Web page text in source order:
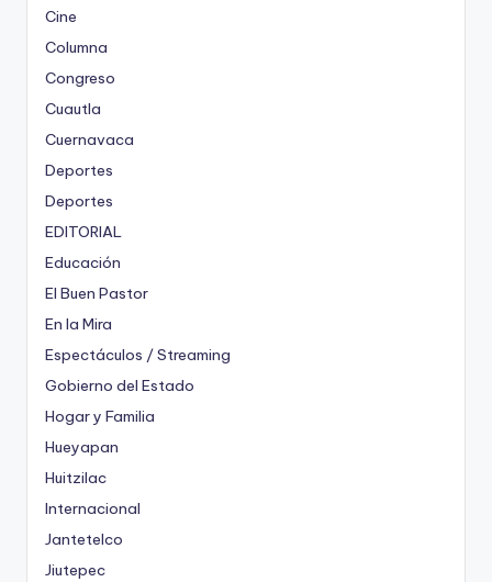
Cine
Columna
Congreso
Cuautla
Cuernavaca
Deportes
Deportes
EDITORIAL
Educación
El Buen Pastor
En la Mira
Espectáculos / Streaming
Gobierno del Estado
Hogar y Familia
Hueyapan
Huitzilac
Internacional
Jantetelco
Jiutepec